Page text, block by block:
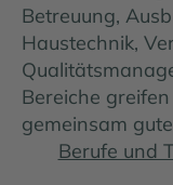
Betreuung,
Haustechnik,
Bereiche
gemeinsam
Berufe und